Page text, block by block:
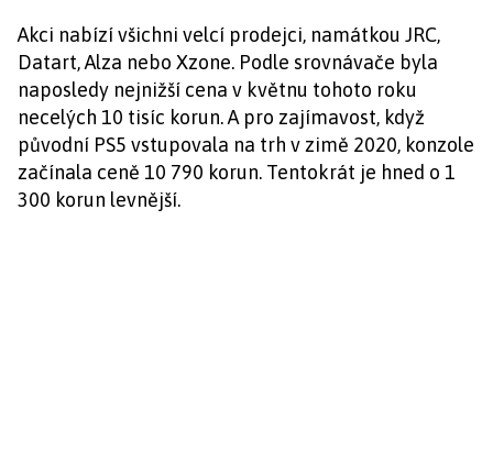
Akci nabízí všichni velcí prodejci, namátkou JRC,
Datart, Alza nebo Xzone. Podle srovnávače byla
naposledy nejnižší cena v květnu tohoto roku
necelých 10 tisíc korun. A pro zajímavost, když
původní PS5 vstupovala na trh v zimě 2020, konzole
začínala ceně 10 790 korun. Tentokrát je hned o 1
300 korun levnější.